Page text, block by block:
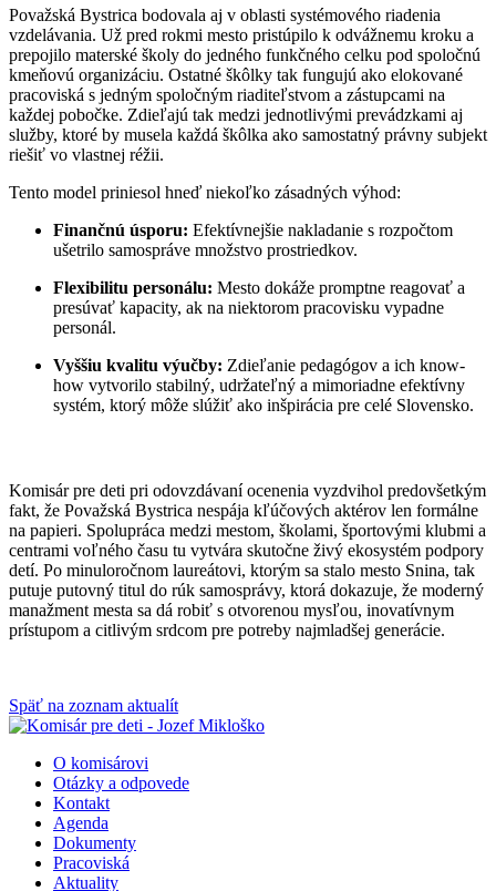
Považská Bystrica bodovala aj v oblasti systémového riadenia
vzdelávania. Už pred rokmi mesto pristúpilo k odvážnemu kroku a
prepojilo materské školy do jedného funkčného celku pod spoločnú
kmeňovú organizáciu. Ostatné škôlky tak fungujú ako elokované
pracoviská s jedným spoločným riaditeľstvom a zástupcami na
každej pobočke. Zdieľajú tak medzi jednotlivými prevádzkami aj
služby, ktoré by musela každá škôlka ako samostatný právny subjekt
riešiť vo vlastnej réžii.
Tento model priniesol hneď niekoľko zásadných výhod:
Finančnú úsporu: Efektívnejšie nakladanie s rozpočtom
ušetrilo samospráve množstvo prostriedkov.
Flexibilitu personálu: Mesto dokáže promptne reagovať a
presúvať kapacity, ak na niektorom pracovisku vypadne
personál.
Vyššiu kvalitu výučby: Zdieľanie pedagógov a ich know-
how vytvorilo stabilný, udržateľný a mimoriadne efektívny
systém, ktorý môže slúžiť ako inšpirácia pre celé Slovensko.
Komisár pre deti pri odovzdávaní ocenenia vyzdvihol predovšetkým
fakt, že Považská Bystrica nespája kľúčových aktérov len formálne
na papieri. Spolupráca medzi mestom, školami, športovými klubmi a
centrami voľného času tu vytvára skutočne živý ekosystém podpory
detí. Po minuloročnom laureátovi, ktorým sa stalo mesto Snina, tak
putuje putovný titul do rúk samosprávy, ktorá dokazuje, že moderný
manažment mesta sa dá robiť s otvorenou mysľou, inovatívnym
prístupom a citlivým srdcom pre potreby najmladšej generácie.
Späť na zoznam aktualít
O komisárovi
Otázky a odpovede
Kontakt
Agenda
Dokumenty
Pracoviská
Aktuality